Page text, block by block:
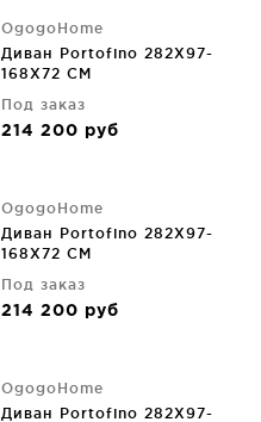
OgogoHome
Диван Portofino 282X97-
168X72 CM
Под заказ
214 200 руб
OgogoHome
Диван Portofino 282X97-
168X72 CM
Под заказ
214 200 руб
OgogoHome
Диван Portofino 282X97-